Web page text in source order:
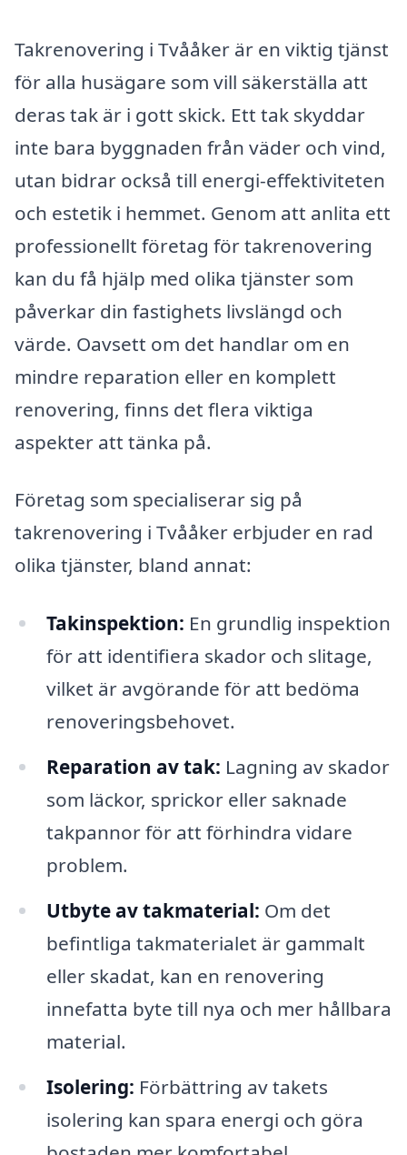
Takrenovering i Tvååker är en viktig tjänst
för alla husägare som vill säkerställa att
deras tak är i gott skick. Ett tak skyddar
inte bara byggnaden från väder och vind,
utan bidrar också till energi-effektiviteten
och estetik i hemmet. Genom att anlita ett
professionellt företag för takrenovering
kan du få hjälp med olika tjänster som
påverkar din fastighets livslängd och
värde. Oavsett om det handlar om en
mindre reparation eller en komplett
renovering, finns det flera viktiga
aspekter att tänka på.
Företag som specialiserar sig på
takrenovering i Tvååker erbjuder en rad
olika tjänster, bland annat:
Takinspektion: En grundlig inspektion
för att identifiera skador och slitage,
vilket är avgörande för att bedöma
renoveringsbehovet.
Reparation av tak: Lagning av skador
som läckor, sprickor eller saknade
takpannor för att förhindra vidare
problem.
Utbyte av takmaterial: Om det
befintliga takmaterialet är gammalt
eller skadat, kan en renovering
innefatta byte till nya och mer hållbara
material.
Isolering: Förbättring av takets
isolering kan spara energi och göra